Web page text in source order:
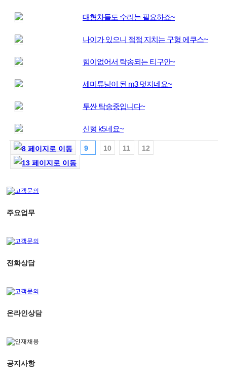
대형차들도 수리는 필요하죠~
나이가 있으니 점점 지치는 구형 에쿠스~
힘이없어서 탁송되는 티구안~
세미튜닝이 된 m3 멋지네요~
투싼 탁송중입니다~
신형 k5네요~
9 10 11 12
주요업무
전화상담
온라인상담
공지사항